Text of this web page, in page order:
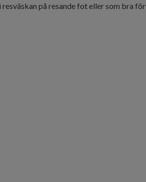
på resande fot eller som bra